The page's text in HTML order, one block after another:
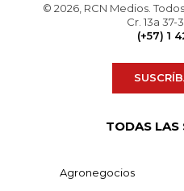
© 2026, RCN Medios.
Cr. 13a
(+57) 1
TODAS LAS
Agronegocios